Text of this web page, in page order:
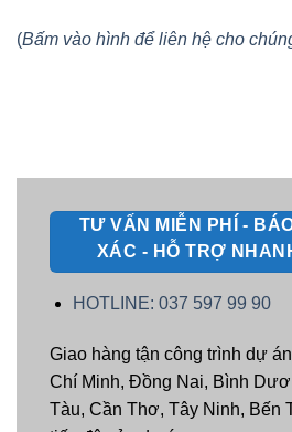
(Bấm vào hình để liên hệ cho
TƯ VẤN MIỄN PHÍ -
XÁC - HỖ TRỢ
HOTLINE: 037 597 99 90
Giao hàng tận công trình dự
Chí Minh, Đồng Nai, Bình
Tàu, Cần Thơ, Tây Ninh, Bến